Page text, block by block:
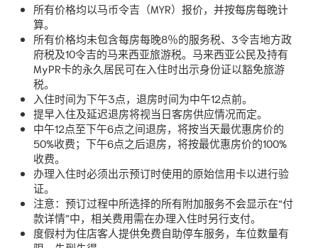
所有价格均以马币令吉（MYR）报价，并按每房每晚计
算。
所有价格均未包含每房每晚8％的服务税、3令吉地方政
府税及10令吉的马来西亚旅游税。马来西亚公民及持有
MyPR卡的永久居民可在入住时出示身份证以豁免旅游
税。
入住时间为下午3点，退房时间为中午12点前。
提早入住及延迟退房将视当日客房供应情况而定。
中午12点至下午6点之间退房，将按当天最优惠房价的
50%收费；下午6点之后退房，将按最优惠房价的100%
收费。
办理入住时必须出示预订时使用的原始信用卡以进行验
证。
注意：预订过程中所选择的所有附加服务不会显示在“付
款详情”中，相关费用需在办理入住时另行支付。
度假村为住店客人提供免费自助停车服务，车位数量有